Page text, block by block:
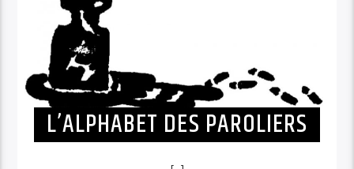
L’ALPHABET DES PAROLIERS